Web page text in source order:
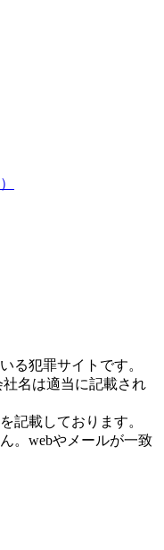
る犯罪サイトです。
名は適当に記載され
記載しております。
。webやメールが一致